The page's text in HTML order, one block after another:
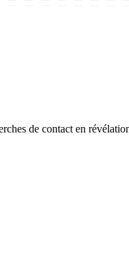
de contact en